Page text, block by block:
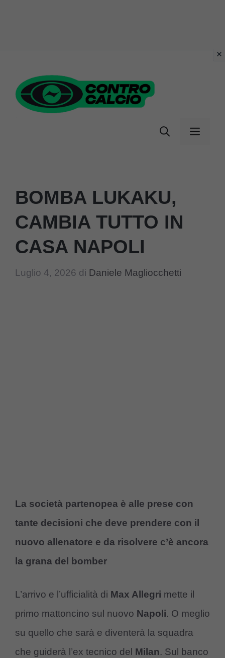
contenuto
Menu
BOMBA LUKAKU,
CAMBIA TUTTO IN
CASA NAPOLI
Luglio 4, 2026 di Daniele Magliocchetti
La società partenopea è alle prese con
tante decisioni che deve prendere con il
nuovo allenatore e da risolvere c’è ancora
la grana del bomber
L’arrivo e l’ufficialità di Max Allegri mette il
primo mattoncino sul nuovo Napoli. O meglio
su quello che sarà e diventerà la squadra
che guiderà l’ex tecnico del Milan. Sul banco